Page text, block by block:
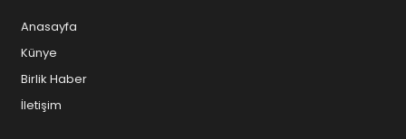
Anasayfa
Künye
Birlik Haber
İletişim